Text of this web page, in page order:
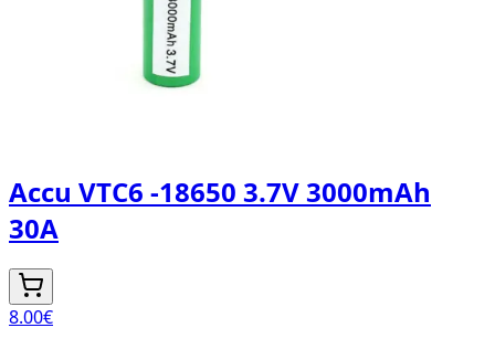
Accu VTC6 -18650 3.7V 3000mAh
30A
8.00€